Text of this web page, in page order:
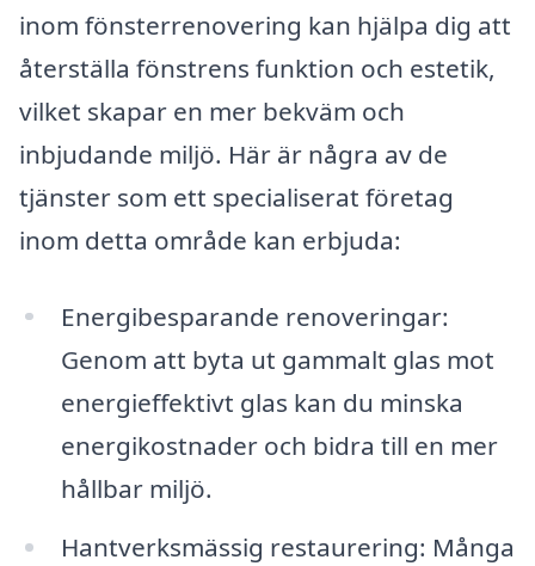
inom fönsterrenovering kan hjälpa dig att
återställa fönstrens funktion och estetik,
vilket skapar en mer bekväm och
inbjudande miljö. Här är några av de
tjänster som ett specialiserat företag
inom detta område kan erbjuda:
Energibesparande renoveringar:
Genom att byta ut gammalt glas mot
energieffektivt glas kan du minska
energikostnader och bidra till en mer
hållbar miljö.
Hantverksmässig restaurering: Många